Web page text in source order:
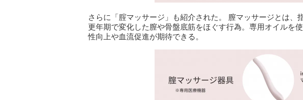
さらに「腟マッサージ」も紹介された。 膣マッサージとは、
更年期で変化した膣や骨盤底筋をほぐす行為。専用オイルを
性向上や血流促進が期待できる。